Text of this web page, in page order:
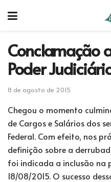
Conclamação
Poder
8 de agosto de 2015
Chegou o momento
de Cargos e Salários dos
Federal. Com efeito, nos
definição sobre a
foi indicada a inclusão na
18/08/2015. O sucesso